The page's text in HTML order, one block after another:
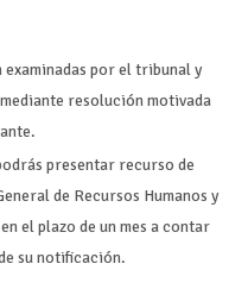
por el tribunal y
resolución motivada
presentar recurso de
de Recursos Humanos y
el plazo de un mes a contar
su notificación.